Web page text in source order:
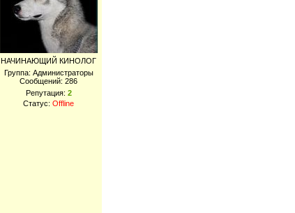
НАЧИНАЮЩИЙ КИНОЛОГ
Группа: Администраторы
Сообщений: 286
Репутация: 2
Статус: Offline